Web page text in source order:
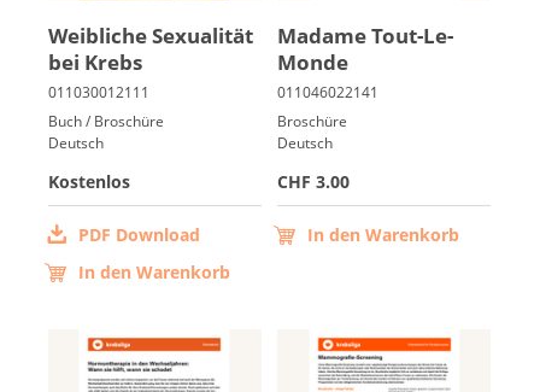
Weib­li­che Se­xua­li­tät
bei Krebs
Buch / Broschüre
Deutsch
Kostenlos
PDF Download
In den Warenkorb
Ma­da­me Tout-Le-
Mon­de
Broschüre
Deutsch
CHF 3.00
In den Warenkorb